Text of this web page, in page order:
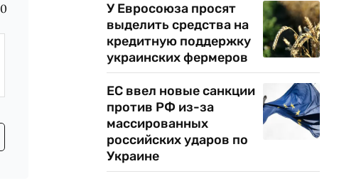
0
У Евросоюза просят
выделить средства на
кредитную поддержку
украинских фермеров
ЕС ввел новые санкции
против РФ из-за
массированных
российских ударов по
Украине